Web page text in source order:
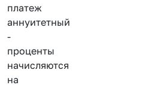
платеж
аннуитетный
-
проценты
начисляются
на